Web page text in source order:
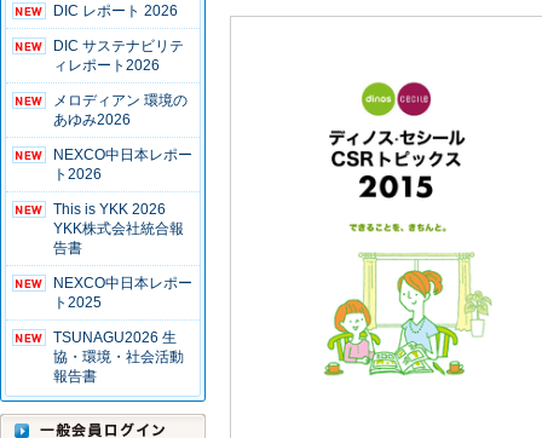
DIC レポート 2026
DIC サステナビリテ
ィレポート2026
メロディアン 環境の
あゆみ2026
NEXCO中日本レポー
ト2026
This is YKK 2026
YKK株式会社統合報
告書
NEXCO中日本レポー
ト2025
TSUNAGU2026 生
協・環境・社会活動
報告書